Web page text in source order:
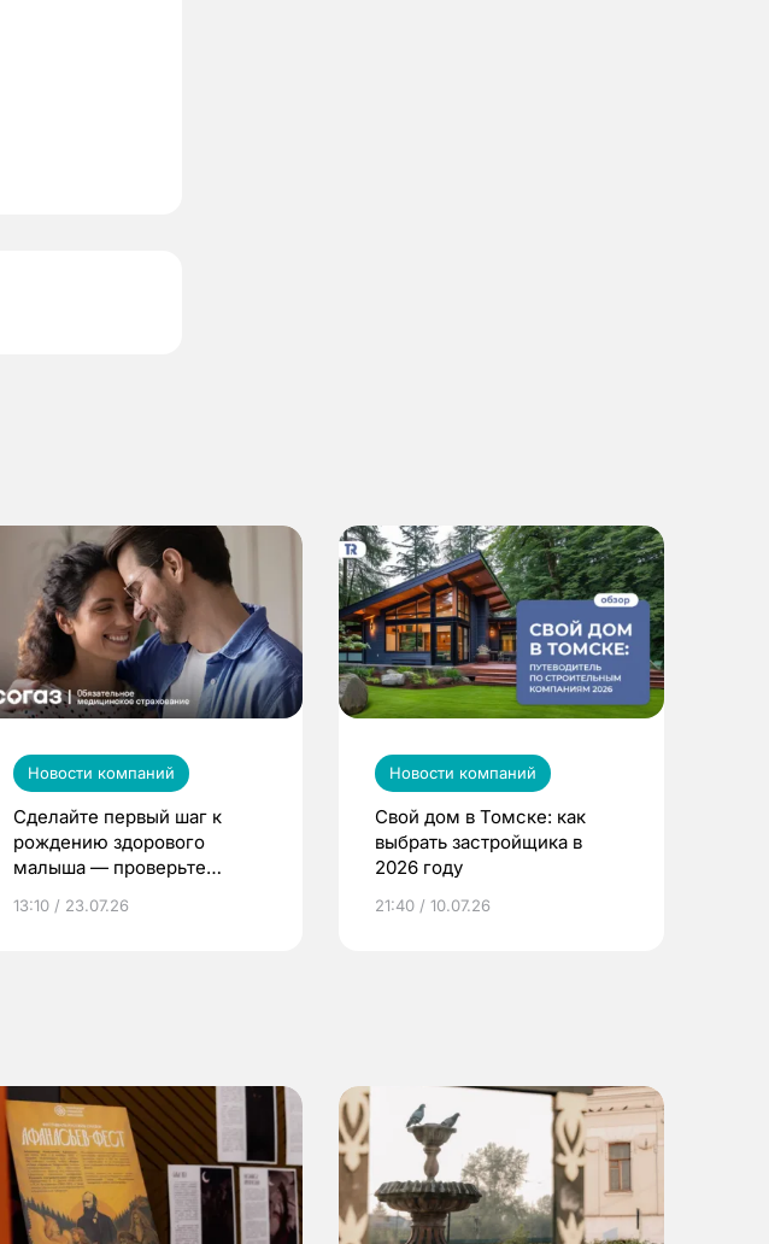
Новости компаний
Сделайте первый шаг к
рождению здорового
малыша — проверьте
по ОМС!
13:10 / 23.07.26
Новости компаний
Свой дом в Томске: как
выбрать застройщика в
2026 году
21:40 / 10.07.26